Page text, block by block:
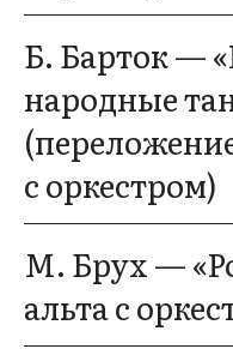
Б. Барток —
народные
с оркестром)
М. Брух —
альта с